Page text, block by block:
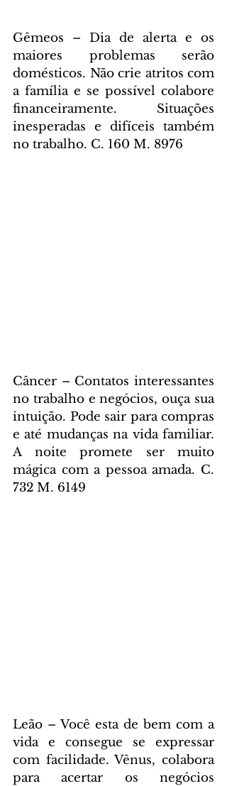
Gêmeos – Dia de alerta e os
maiores problemas serão
domésticos. Não crie atritos com
a família e se possível colabore
financeiramente. Situações
inesperadas e difíceis também
no trabalho. C. 160 M. 8976
Câncer – Contatos interessantes
no trabalho e negócios, ouça sua
intuição. Pode sair para compras
e até mudanças na vida familiar.
A noite promete ser muito
mágica com a pessoa amada. C.
732 M. 6149
Leão – Você esta de bem com a
vida e consegue se expressar
com facilidade. Vênus, colabora
para acertar os negócios